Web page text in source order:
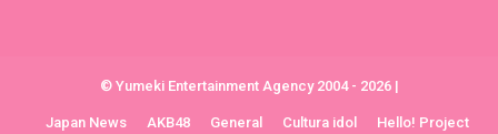
© Yumeki Entertainment Agency 2004 - 2026 |
Japan News AKB48 General Cultura idol Hello! Project